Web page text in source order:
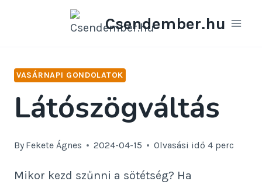
Csendember.hu
VASÁRNAPI GONDOLATOK
Látószögváltás
By Fekete Ágnes 2024-04-15 Olvasási idő 4 perc
Mikor kezd szűnni a sötétség? Ha